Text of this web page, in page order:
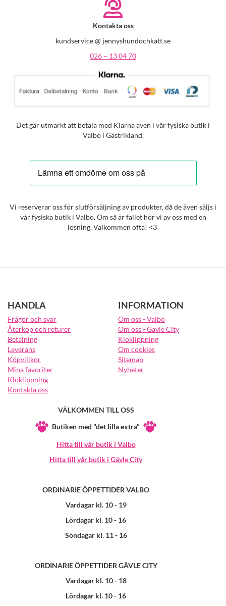
Kontakta oss
kundservice @ jennyshundochkatt.se
026 – 13 04 70
Det går utmärkt att betala med Klarna även i vår fysiska butik i
Valbo i Gästrikland.
Vi reserverar oss för slutförsäljning av produkter, då de även säljs i
vår fysiska butik i Valbo. Om så är fallet hör vi av oss med en
lösning. Välkommen ofta! <3
HANDLA
Frågor och svar
Återköp och returer
Betalning
Leverans
Köpvillkor
Mina favoriter
Kloklippning
Kontakta oss
INFORMATION
Om oss - Valbo
Om oss - Gävle City
Kloklippning
Om cookies
Sitemap
Nyheter
VÄLKOMMEN TILL OSS
Butiken med "det lilla extra"
Hitta till vår butik i Valbo
Hitta till vår butik i Gävle City
ORDINARIE ÖPPETTIDER VALBO
Vardagar kl. 10 - 19
Lördagar kl. 10 - 16
Söndagar kl. 11 - 16
ORDINARIE ÖPPETTIDER GÄVLE CITY
Vardagar kl. 10 - 18
Lördagar kl. 10 - 16